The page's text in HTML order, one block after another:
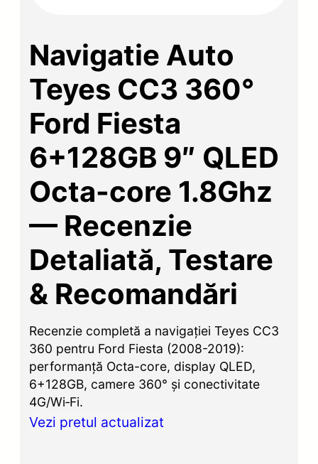
Navigatie Auto
Teyes CC3 360°
Ford Fiesta
6+128GB 9″ QLED
Octa-core 1.8Ghz
— Recenzie
Detaliată, Testare
& Recomandări
Recenzie completă a navigației Teyes CC3
360 pentru Ford Fiesta (2008-2019):
performanță Octa-core, display QLED,
6+128GB, camere 360° și conectivitate
4G/Wi‑Fi.
Vezi pretul actualizat